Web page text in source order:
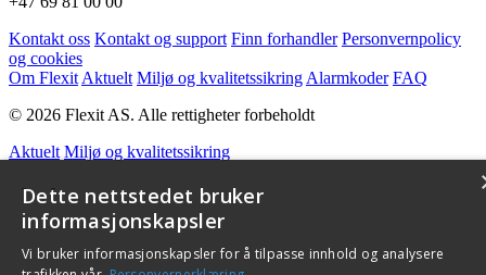
Kontakt oss Kontakt og support Finn forhandler Personvernpolicy
og cookies
Om Flexit Aktuelt Miljø og kvalitetssikring Alarmkoder FAQ
© 2026 Flexit AS. Alle rettigheter forbeholdt
Aktuelt Miljø og kvalitetssikring
Dette nettstedet bruker
informasjonskapsler
Vi bruker informasjonskapsler for å tilpasse innhold og analysere